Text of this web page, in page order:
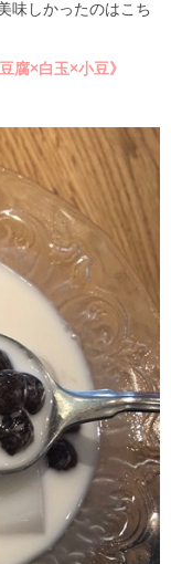
味しかったのはこち
腐×白玉×小豆》